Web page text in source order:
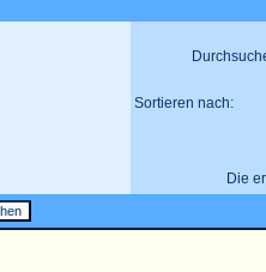
Sortieren nach:
Die